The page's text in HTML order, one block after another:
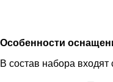
Особенности
В состав набора